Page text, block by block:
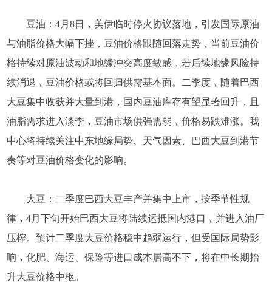
豆油：4月8日，美伊临时停火协议落地，引发国际原油
与油脂价格大幅下挫，豆油价格跟随回落走势，当前豆油价
格持续对原油波动和地缘冲突高度敏感，若后续地缘风险持
续消退，豆油价格或将回归供需基本面。二季度，随着巴西
大豆集中收获并大量到港，国内豆油库存有望显著回升，且
油脂需求进入淡季，豆油市场供强需弱，价格易跌难涨。我
中心将持续关注中东地缘局势、天气因素、巴西大豆到港节
奏等对豆油价格变化的影响。
大豆：二季度巴西大豆丰产并集中上市，按季节性规
律，4月下旬开始巴西大豆将陆续运抵国内港口，并进入油厂
压榨。预计二季度大豆价格稳中趋弱运行，但受国际局势影
响，化肥、海运、保险等进口成本居高不下，将在中长期抬
升大豆价格中枢。